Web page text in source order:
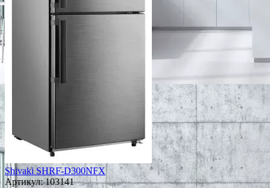
Shivaki SHRF-D300NFХ
Артикул:103141